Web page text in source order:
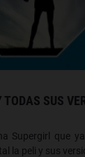
TODAS SUS
Supergirl que
la peli y sus